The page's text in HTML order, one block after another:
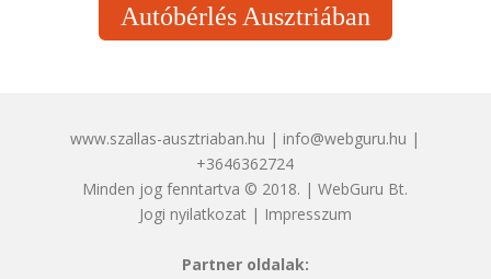
Autóbérlés Ausztriában
www.szallas-ausztriaban.hu | info@webguru.hu |
+3646362724
Minden jog fenntartva © 2018. | WebGuru Bt.
Jogi nyilatkozat| Impresszum
Partner oldalak: